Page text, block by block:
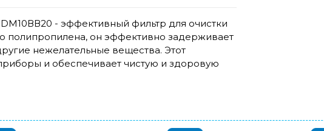
- эффективный фильтр для очистки
полипропилена, он эффективно задерживает
нежелательные вещества. Этот
и обеспечивает чистую и здоровую